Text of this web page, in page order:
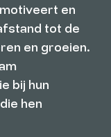
en
tot de
en groeien.
bij hun
hen